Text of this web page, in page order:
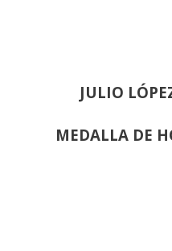
JULIO
MEDALLA DE